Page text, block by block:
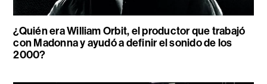
¿Quién era William Orbit, el productor que trabajó
con Madonna y ayudó a definir el sonido de los
2000?